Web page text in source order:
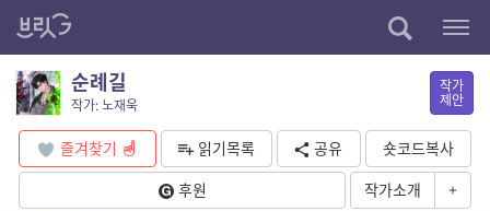
순례길
작가: 노재욱
작가
제안
즐겨찾기 읽기목록 공유
숏코드복사
후원
작가소개 +